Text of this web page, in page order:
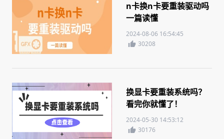
n卡换n卡要重装驱动吗
一篇读懂
2024-08-06 16:54:45
30208
换显卡要重装系统吗？
看完你就懂了！
2024-05-30 14:53:12
30176